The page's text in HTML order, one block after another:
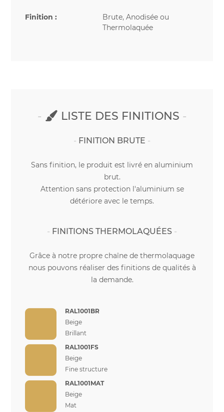
Finition :
Brute, Anodisée ou
Thermolaquée
LISTE DES FINITIONS
FINITION BRUTE
Sans finition, le produit est livré en aluminium
brut.
Attention sans protection l'aluminium se
détériore avec le temps.
FINITIONS THERMOLAQUÉES
Grâce à notre propre chaîne de thermolaquage
nous pouvons réaliser des finitions de qualités à
la demande.
RAL1001BR
Beige
Brillant
RAL1001FS
Beige
Fine structure
RAL1001MAT
Beige
Mat